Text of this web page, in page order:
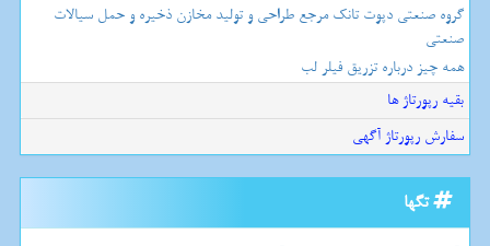
گروه صنعتی دپوت تانک مرجع طراحی و تولید مخازن ذخیره و حمل سیالات
صنعتی
همه چیز درباره تزریق فیلر لب
بقیه رپورتاژ ها
سفارش رپورتاژ آگهی
تگها